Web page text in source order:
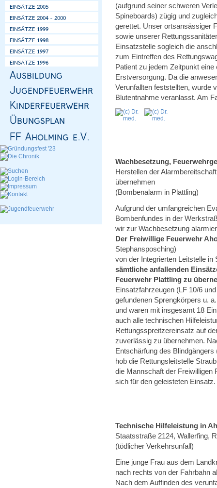
(aufgrund seiner schweren
Spineboards) zügig und
gerettet. Unser ortsansässiger
sowie unserer
Einsatzstelle sogleich die
zum Eintreffen des
Patient zu jedem Zeitpunkt
Erstversorgung. Da die
Verunfallten feststellten, wurde
Blutentnahme veranlasst. Am
Wachbesetzung,
Herstellen der
übernehmen
(Bombenalarm in Plattling)
Aufgrund der umfangreichen
Bombenfundes in der
wir zur Wachbesetzung
Der Freiwillige Feuerwehr
Stephansposching)
von der Integrierten Leitstelle in
sämtliche anfallenden
Feuerwehr Plattling zu
Einsatzfahrzeugen (LF 10/6
gefundenen Sprengkörpers u.
und waren mit insgesamt 18
auch alle technischen
Rettungsspreitzereinsatz auf
zuverlässig zu übernehmen.
Entschärfung des
hob die Rettungsleitstelle
die Mannschaft der Freiwilligen
sich für den geleisteten Einsatz.
Technische Hilfeleistung in
Staatsstraße 2124, Wallerfing,
(tödlicher Verkehrsunfall)
Eine junge Frau aus dem
nach rechts von der Fahrbahn
Nach dem Auffinden des